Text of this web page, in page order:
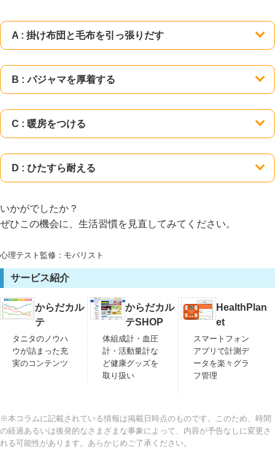
A : 掛け布団と毛布を引っ張りだす
B : パジャマを厚着する
C : 暖房をつける
D : ひたすら耐える
いかがでしたか？
ぜひこの機会に、生活習慣を見直してみてください。
心理テスト監修：モバリスト
サービス紹介
からだカル
テ
タニタのノウハ
ウが詰まった充
実のコンテンツ
からだカル
テSHOP
体組成計・血圧
計・活動量計な
ど健康グッズを
取り扱い
HealthPlan
et
スマートフォン
アプリで計測デ
ータを楽々グラ
フ管理
※本コラムに記載されている情報は掲載日時点のものです。このため、時間
の経過あるいは後発的なさまざまな事象によって、内容が予告なしに変更さ
れる可能性があります。あらかじめご了承ください。